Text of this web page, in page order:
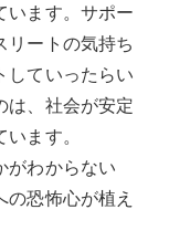
います。サポー
リートの気持ち
していったらい
は、社会が安定
ます。
がわからない
恐怖心が植え